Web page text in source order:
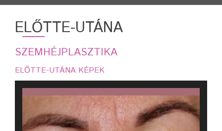
ELŐTTE-UTÁNA
SZEMHÉJPLASZTIKA
ELŐTTE-UTÁNA KÉPEK